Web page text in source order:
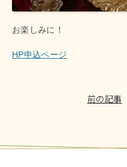
お楽しみに！
HP申込ページ
前の記事